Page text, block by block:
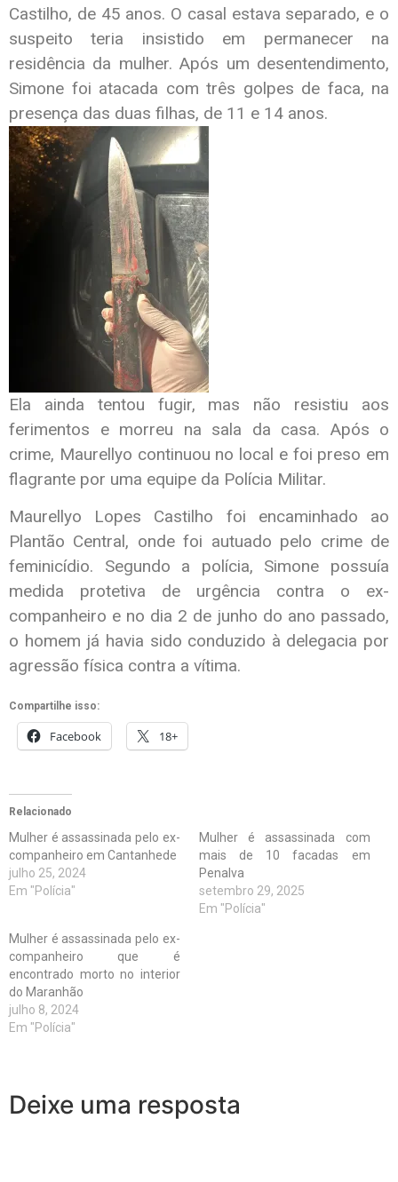
Castilho, de 45 anos. O casal estava separado, e o
suspeito teria insistido em permanecer na
residência da mulher. Após um desentendimento,
Simone foi atacada com três golpes de faca, na
presença das duas filhas, de 11 e 14 anos.
Ela ainda tentou fugir, mas não resistiu aos
ferimentos e morreu na sala da casa. Após o
crime, Maurellyo continuou no local e foi preso em
flagrante por uma equipe da Polícia Militar.
Maurellyo Lopes Castilho foi encaminhado ao
Plantão Central, onde foi autuado pelo crime de
feminicídio. Segundo a polícia, Simone possuía
medida protetiva de urgência contra o ex-
companheiro e no dia 2 de junho do ano passado,
o homem já havia sido conduzido à delegacia por
agressão física contra a vítima.
Compartilhe isso:
Facebook 18+
Relacionado
Mulher é assassinada pelo ex-
companheiro em Cantanhede
julho 25, 2024
Em "Polícia"
Mulher é assassinada com
mais de 10 facadas em
Penalva
setembro 29, 2025
Em "Polícia"
Mulher é assassinada pelo ex-
companheiro que é
encontrado morto no interior
do Maranhão
julho 8, 2024
Em "Polícia"
Deixe uma resposta